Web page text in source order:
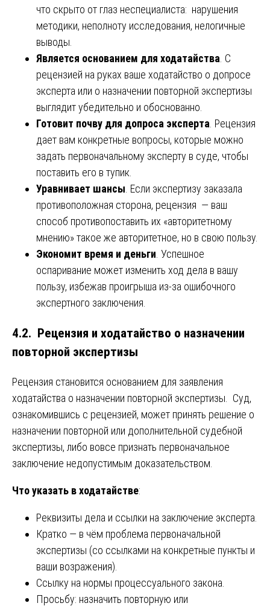
что скрыто от глаз неспециалиста: нарушения
методики, неполноту исследования, нелогичные
выводы.
Является основанием для ходатайства . С
рецензией на руках ваше ходатайство о допросе
эксперта или о назначении повторной экспертизы
выглядит убедительно и обоснованно.
Готовит почву для допроса эксперта . Рецензия
дает вам конкретные вопросы, которые можно
задать первоначальному эксперту в суде, чтобы
поставить его в тупик.
Уравнивает шансы . Если экспертизу заказала
противоположная сторона, рецензия — ваш
способ противопоставить их «авторитетному
мнению» такое же авторитетное, но в свою пользу.
Экономит время и деньги . Успешное
оспаривание может изменить ход дела в вашу
пользу, избежав проигрыша из-за ошибочного
экспертного заключения.
4.2. Рецензия и ходатайство о назначении
повторной экспертизы
Рецензия становится основанием для заявления
ходатайства о назначении повторной экспертизы. Суд,
ознакомившись с рецензией, может принять решение о
назначении повторной или дополнительной судебной
экспертизы, либо вовсе признать первоначальное
заключение недопустимым доказательством.
Что указать в ходатайстве:
Реквизиты дела и ссылки на заключение эксперта.
Кратко — в чём проблема первоначальной
экспертизы (со ссылками на конкретные пункты и
ваши возражения).
Ссылку на нормы процессуального закона.
Просьбу: назначить повторную или